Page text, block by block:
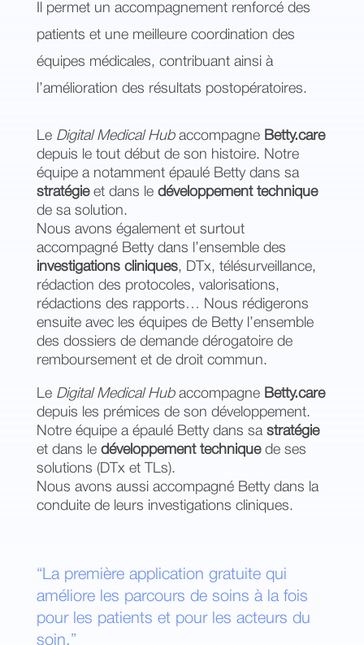
Il permet un accompagnement renforcé des
patients et une meilleure coordination des
équipes médicales, contribuant ainsi à
l’amélioration des résultats postopératoires.
Le Digital Medical Hubaccompagne Betty.care
depuis le tout début de son histoire. Notre
équipe a notamment épaulé Betty dans sa
stratégieet dans le développement technique
de sa solution.
Nous avons également et surtout
accompagné Betty dans l’ensemble des
investigations cliniques, DTx, télésurveillance,
rédaction des protocoles, valorisations,
rédactions des rapports… Nous rédigerons
ensuite avec les équipes de Betty l’ensemble
des dossiers de demande dérogatoire de
remboursement et de droit commun.
Le Digital Medical Hubaccompagne Betty.care
depuis les prémices de son développement.
Notre équipe a épaulé Betty dans sa stratégie
et dans le développement techniquede ses
solutions (DTx et TLs).
Nous avons aussi accompagné Betty dans la
conduite de leurs investigations cliniques.
“La première application gratuite qui
améliore les parcours de soins à la fois
pour les patients et pour les acteurs du
soin.”